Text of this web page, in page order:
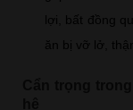
lợi, bất đồng
ăn bị vỡ lở,